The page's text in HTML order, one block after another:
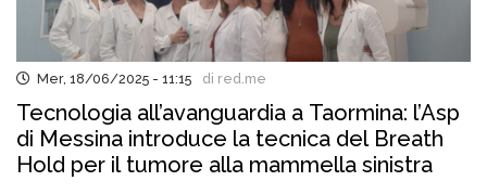
Mer, 18/06/2025 - 11:15 di red.me
Tecnologia all’avanguardia a Taormina: l’Asp
di Messina introduce la tecnica del Breath
Hold per il tumore alla mammella sinistra